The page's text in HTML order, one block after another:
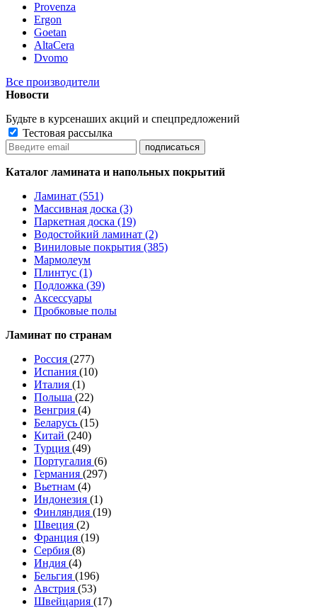
Provenza
Ergon
Goetan
AltaСera
Dvomo
Все производители
Новости
Будьте в курсенаших акций и спецпредложений
Тестовая рассылка
Каталог ламината и напольных покрытий
Ламинат (551)
Массивная доска (3)
Паркетная доска (19)
Водостойкий ламинат (2)
Виниловые покрытия (385)
Мармолеум
Плинтус (1)
Подложка (39)
Аксессуары
Пробковые полы
Ламинат по странам
Россия (277)
Испания (10)
Италия (1)
Польша (22)
Венгрия (4)
Беларусь (15)
Китай (240)
Турция (49)
Португалия (6)
Германия (297)
Вьетнам (4)
Индонезия (1)
Финляндия (19)
Швеция (2)
Франция (19)
Сербия (8)
Индия (4)
Бельгия (196)
Австрия (53)
Швейцария (17)